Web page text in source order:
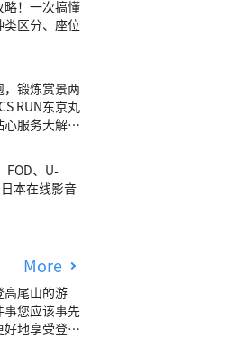
略！一次搞懂
区分、座位
锻炼赏景两
RUN东京丸
心服务大解
FOD、U-
本在线影音
More
高尾山的游
您应该事先
地享受登山